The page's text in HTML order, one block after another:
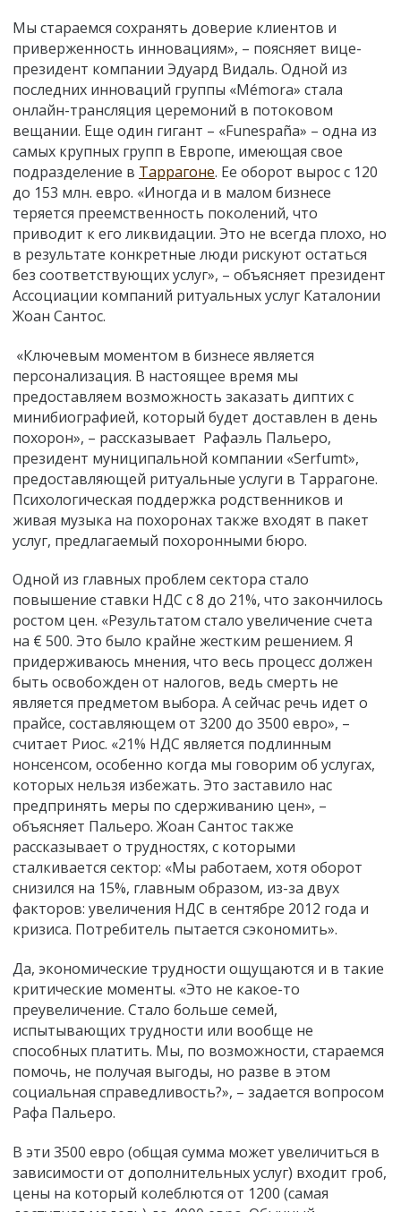
Мы стараемся сохранять доверие клиентов и
приверженность инновациям», – поясняет вице-
президент компании Эдуард Видаль. Одной из
последних инноваций группы «Mémora» стала
онлайн-трансляция церемоний в потоковом
вещании. Еще один гигант – «Funespaña» – одна из
самых крупных групп в Европе, имеющая свое
подразделение в Таррагоне. Ее оборот вырос с 120
до 153 млн. евро. «Иногда и в малом бизнесе
теряется преемственность поколений, что
приводит к его ликвидации. Это не всегда плохо, но
в результате конкретные люди рискуют остаться
без соответствующих услуг», – объясняет президент
Ассоциации компаний ритуальных услуг Каталонии
Жоан Сантос.
«Ключевым моментом в бизнесе является
персонализация. В настоящее время мы
предоставляем возможность заказать диптих с
минибиографией, который будет доставлен в день
похорон», – рассказывает Рафаэль Пальеро,
президент муниципальной компании «Serfumt»,
предоставляющей ритуальные услуги в Таррагоне.
Психологическая поддержка родственников и
живая музыка на похоронах также входят в пакет
услуг, предлагаемый похоронными бюро.
Одной из главных проблем сектора стало
повышение ставки НДС с 8 до 21%, что закончилось
ростом цен. «Результатом стало увеличение счета
на € 500. Это было крайне жестким решением. Я
придерживаюсь мнения, что весь процесс должен
быть освобожден от налогов, ведь смерть не
является предметом выбора. А сейчас речь идет о
прайсе, составляющем от 3200 до 3500 евро», –
считает Риос. «21% НДС является подлинным
нонсенсом, особенно когда мы говорим об услугах,
которых нельзя избежать. Это заставило нас
предпринять меры по сдерживанию цен», –
объясняет Пальеро. Жоан Сантос также
рассказывает о трудностях, с которыми
сталкивается сектор: «Мы работаем, хотя оборот
снизился на 15%, главным образом, из-за двух
факторов: увеличения НДС в сентябре 2012 года и
кризиса. Потребитель пытается сэкономить».
Да, экономические трудности ощущаются и в такие
критические моменты. «Это не какое-то
преувеличение. Стало больше семей,
испытывающих трудности или вообще не
способных платить. Мы, по возможности, стараемся
помочь, не получая выгоды, но разве в этом
социальная справедливость?», – задается вопросом
Рафа Пальеро.
В эти 3500 евро (общая сумма может увеличиться в
зависимости от дополнительных услуг) входит гроб,
цены на который колеблются от 1200 (самая